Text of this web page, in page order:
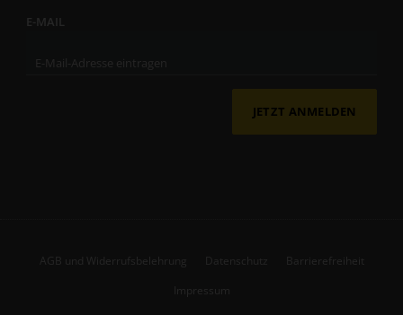
E-MAIL
JETZT ANMELDEN
AGB und Widerrufsbelehrung Datenschutz Barrierefreiheit
Impressum